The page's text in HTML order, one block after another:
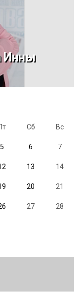
Инны
Сб Вс
5 6 7
13 14
20 21
27 28